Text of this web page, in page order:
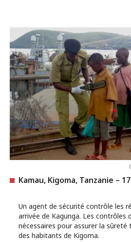
Kamau, Kigoma, Tanzanie –
Un agent de sécurité contrôle les
arrivée de Kagunga. Les contrôles
nécessaires pour assurer la sûreté
des habitants de Kigoma.